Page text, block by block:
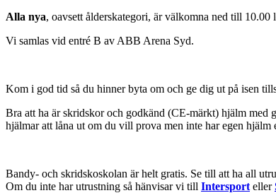
Alla nya, oavsett ålderskategori, är välkomna ned till 10.00
Vi samlas vid entré B av ABB Arena Syd.
Kom i god tid så du hinner byta om och ge dig ut på isen
Bra att ha är skridskor och godkänd (CE-märkt) hjälm med
hjälmar att låna ut om du vill prova men inte har egen hjälm
Bandy- och skridskoskolan är helt gratis. Se till att ha all
Om du inte har utrustning så hänvisar vi till Intersport eller